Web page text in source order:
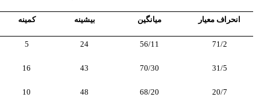
انحراف معیار میانگین بیشینه کمینه
71/2
56/11
24
5
31/5
70/30
43
16
20/7
68/20
48
10